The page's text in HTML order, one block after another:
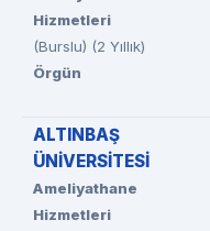
Hizmetleri
(Burslu) (2 Yıllık)
Örgün
ALTINBAŞ
ÜNİVERSİTESİ
Ameliyathane
Hizmetleri